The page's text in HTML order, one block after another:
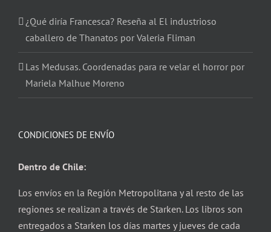
¿Qué diría Francesca? Reseña al El industrioso
caballero de Thanatos por Valeria Fliman
Las Medusas. Coordenadas para re velar el horror por
Mariela Malhue Moreno
CONDICIONES DE ENVÍO
Dentro de Chile:
Los envíos en la Región Metropolitana y al resto de las
regiones se realizan a través de Starken. Los libros son
entregados a Starken los días martes y jueves de cada